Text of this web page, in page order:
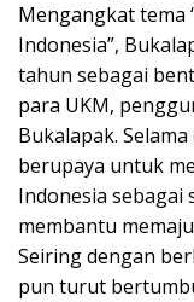
Mengangkat tema
Indonesia”,
tahun sebagai
para UKM,
Bukalapak.
berupaya untuk
Indonesia
membantu
Seiring dengan
pun turut